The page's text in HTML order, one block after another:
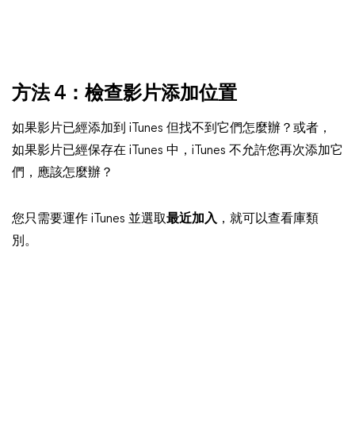
方法 4：檢查影片添加位置
如果影片已經添加到 iTunes 但找不到它們怎麼辦？或者，
如果影片已經保存在 iTunes 中，iTunes 不允許您再次添加它
們，應該怎麼辦？
您只需要運作 iTunes 並選取最近加入 ，就可以查看庫類
別。